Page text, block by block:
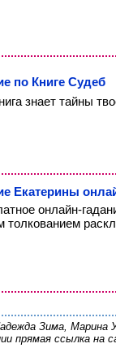
по Книге Судеб
знает тайны
Екатерины
онлайн-
толкованием
Зима, Марина
прямая ссылка на